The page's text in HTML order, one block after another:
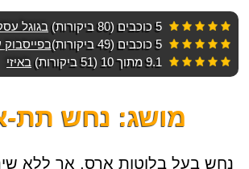
5 כוכבים (80 ביקורות)
בגוגל
5 כוכבים
(49 ביקורות)
9.1 מתוך 10
(51 ביקורות) באיזי
נחשים
שאלות
ותשובות
בישראלמושג: נחש תת-
נחש בעל בלוטות ארס, אך ללא